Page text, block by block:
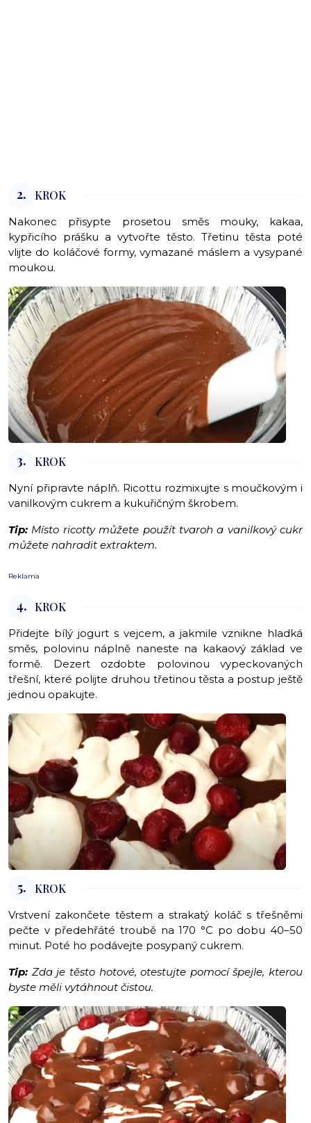
2. KROK
Nakonec přisypte prosetou směs mouky, kakaa,
kypřicího prášku a vytvořte těsto. Třetinu těsta poté
vlijte do koláčové formy, vymazané máslem a vysypané
moukou.
3. KROK
Nyní připravte náplň. Ricottu rozmixujte s moučkovým i
vanilkovým cukrem a kukuřičným škrobem.
Tip: Místo ricotty můžete použít tvaroh a vanilkový cukr
můžete nahradit extraktem.
Reklama
4. KROK
Přidejte bílý jogurt s vejcem, a jakmile vznikne hladká
směs, polovinu náplně naneste na kakaový základ ve
formě. Dezert ozdobte polovinou vypeckovaných
třešní, které polijte druhou třetinou těsta a postup ještě
jednou opakujte.
5. KROK
Vrstvení zakončete těstem a strakatý koláč s třešněmi
pečte v předehřáté troubě na 170 °C po dobu 40–50
minut. Poté ho podávejte posypaný cukrem.
Tip: Zda je těsto hotové, otestujte pomocí špejle, kterou
byste měli vytáhnout čistou.